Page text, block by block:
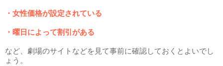
・女性価格が設定されている
・曜日によって割引がある
など、劇場のサイトなどを見て事前に確認しておくとよいでし
ょう。